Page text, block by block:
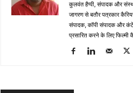
कुलवंत हैप्‍पी, संपादक और
जागरण से बतौर पत्रकार
संपादक, कॉपी संपादक और
प्रसारित करने के लिए फिल्‍मी